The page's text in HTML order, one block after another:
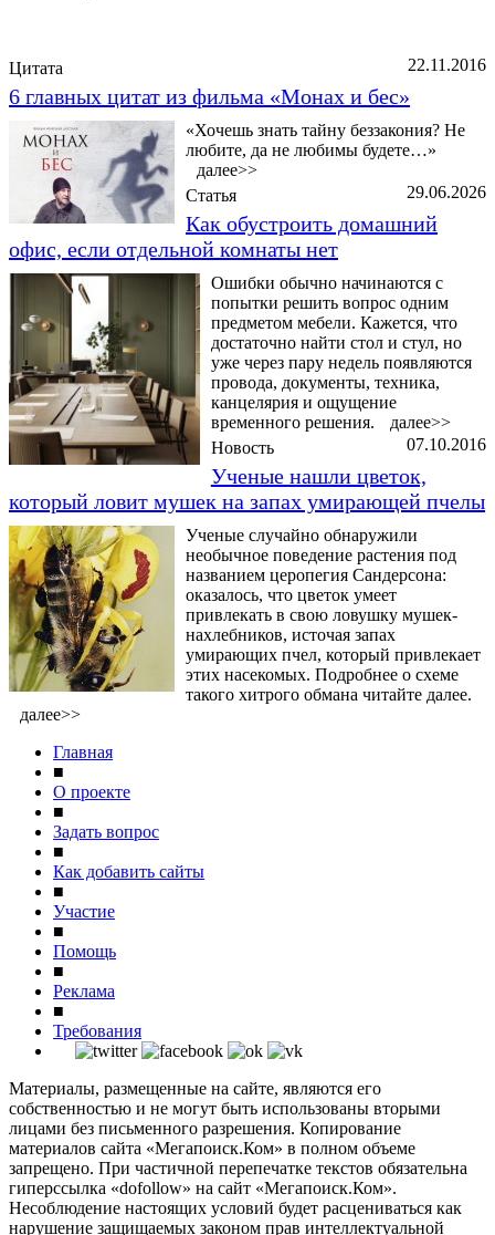
22.11.2016
Цитата
6 главных цитат из фильма «Монах и бес»
«Хочешь знать тайну беззакония? Не
любите, да не любимы будете…»
далее>>
29.06.2026
Статья
Как обустроить домашний
офис, если отдельной комнаты нет
Ошибки обычно начинаются с
попытки решить вопрос одним
предметом мебели. Кажется, что
достаточно найти стол и стул, но
уже через пару недель появляются
провода, документы, техника,
канцелярия и ощущение
временного решения.
далее>>
07.10.2016
Новость
Ученые нашли цветок,
который ловит мушек на запах умирающей пчелы
Ученые случайно обнаружили
необычное поведение растения под
названием церопегия Сандерсона:
оказалось, что цветок умеет
привлекать в свою ловушку мушек-
нахлебников, источая запах
умирающих пчел, который привлекает
этих насекомых. Подробнее о схеме
такого хитрого обмана читайте далее.
далее>>
Главная
■
О проекте
■
Задать вопрос
■
Как добавить сайты
■
Участие
■
Помощь
■
Реклама
■
Требования
Материалы, размещенные на сайте, являются его
собственностью и не могут быть использованы вторыми
лицами без письменного разрешения. Копирование
материалов сайта «Мегапоиск.Ком» в полном объеме
запрещено. При частичной перепечатке текстов обязательна
гиперссылка «dofollow» на сайт «Мегапоиск.Ком».
Несоблюдение настоящих условий будет расцениваться как
нарушение защищаемых законом прав интеллектуальной